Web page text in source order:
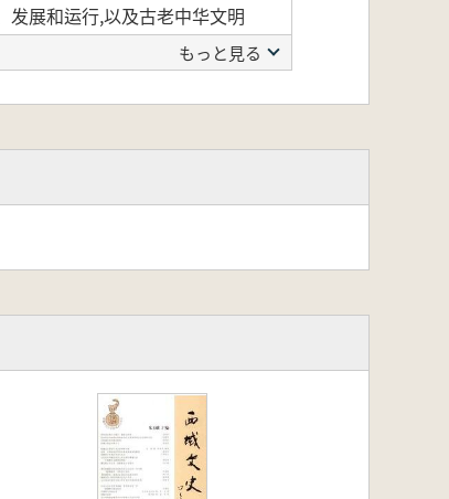
发展和运行,以及古老中华文明
史・水利・地理・軍事・農
の配置、穀物税の分布と輸
められるよう工夫されてい
解できる構成となっていま
もっと見る